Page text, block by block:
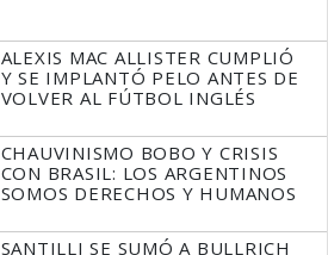
ALEXIS MAC ALLISTER CUMPLIÓ
Y SE IMPLANTÓ PELO ANTES DE
VOLVER AL FÚTBOL INGLÉS
CHAUVINISMO BOBO Y CRISIS
CON BRASIL: LOS ARGENTINOS
SOMOS DERECHOS Y HUMANOS
SANTILLI SE SUMÓ A BULLRICH